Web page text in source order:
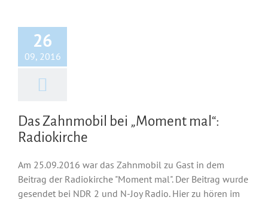
26
09, 2016
Das Zahnmobil bei „Moment mal“:
Radiokirche
Am 25.09.2016 war das Zahnmobil zu Gast in dem
Beitrag der Radiokirche "Moment mal". Der Beitrag wurde
gesendet bei NDR 2 und N-Joy Radio. Hier zu hören im